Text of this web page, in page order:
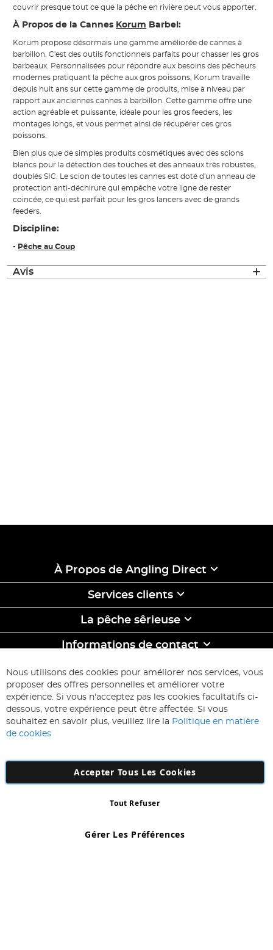
couvrir presque tout ce que la pêche en rivière peut vous apporter.
À Propos de la Cannes Korum Barbel:
Korum propose désormais une gamme améliorée de cannes à
barbillon. C'est des outils fonctionnels parfaits pour chasser les gros
barbeaux. Personnalisées pour répondre aux besoins des pêcheurs
modernes pratiquant la pêche aux gros poissons, Korum travaille
depuis huit ans sur cette gamme de produits, mise à niveau par
rapport aux anciennes cannes à barbillon. Cette gamme offre une
action agréable et puissante, idéale pour les gros feeders, les
montages longs, et vous permet ainsi de récupérer ces gros
poissons.
Bien plus que de simples produits cosmétiques avec des scions
blancs pour la détection des touches et des anneaux très robustes,
doublés SIC. Le scion de toutes les cannes est doté d'un anneau de
protection anti-déchirure qui empêche votre ligne de rester
coincée, ce qui est parfait pour les gros lancers avec de grands
feeders.
Discipline:
- Pêche au Coup
Avis
À Propos de Angling Direct
Services clients
La pêche sêrieuse
Informations de contact
ABONNEZ-VOUS & ECONOMISEZ
Inscription
à
d’information
:
Inscription
Number: 863029607
Nous utilisons des cookies pour améliorer nos services, vous
proposer des offres personnelles et améliorer votre
expérience. Si vous n'acceptez pas les cookies facultatifs ci-
dessous, votre expérience peut être affectée. Si vous
souhaitez en savoir plus, veuillez lire la Politique en matière
de cookies
Accepter Tous Les Cookies
Gérer Les Préférences
Tout Refuser